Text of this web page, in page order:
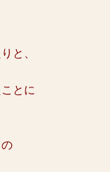
と、
とに